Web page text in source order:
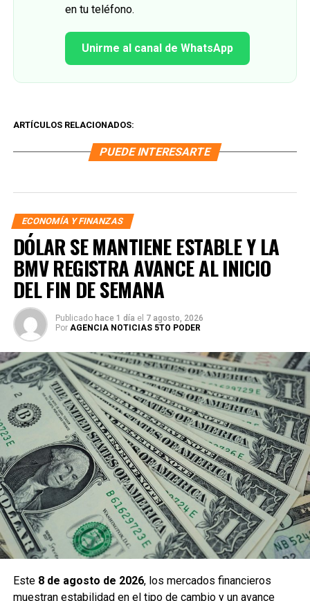
en tu teléfono.
Unirme al canal de WhatsApp
ARTÍCULOS RELACIONADOS:
PUEDE INTERESARTE
ECONOMÍA Y FINANZAS
DÓLAR SE MANTIENE ESTABLE Y LA
BMV REGISTRA AVANCE AL INICIO
DEL FIN DE SEMANA
Publicado hace 1 día el 7 agosto, 2026
Por AGENCIA NOTICIAS 5TO PODER
Este 8 de agosto de 2026, los mercados financieros
muestran estabilidad en el tipo de cambio y un avance